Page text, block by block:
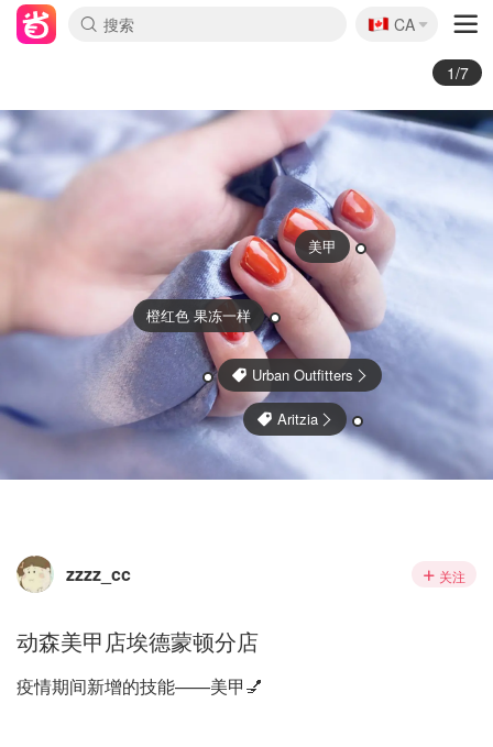
🇨🇦
CA
自己做的干花
美甲
豆灰绿
2/7
zzzz_cc 关注
动森美甲店埃德蒙顿分店
疫情期间新增的技能——美甲💅